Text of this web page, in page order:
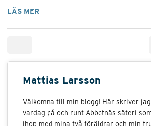
LÄS MER
Mattias Larsson
Välkomna till min blogg! Här skriver
vardag på och runt Abbotnäs säteri
ihop med mina två föräldrar och min